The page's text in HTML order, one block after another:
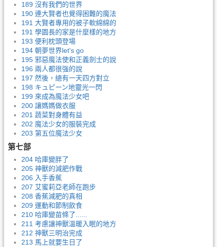
189 沒有我們的世界
190 連大賢者也覺得困難的魔法
191 大賢者專用的被子軟綿綿的
191 學園長的家是什麼樣的地方
193 便利枕頭登場
194 朝夢世界let's go
195 邪惡魔法使和正義劍士的說
196 兩人都很強的說
197 然後，總有一天四方對立
198 キュピーン地靈光一閃
199 來成為魔法少女吧
200 讓媽媽做衣服
201 蔬菜對身體有益
202 魔法少女的服裝完成
203 第五位魔法少女
第七部
204 哈庫變胖了
205 神獸的減肥作戰
206 入手香蕉
207 艾蜜莉亞老師在跑步
208 香蕉減肥的真相
209 運動和節制飲食
210 哈庫變苗條了......
211 考慮讓神獸溫暖入眠的地方
212 神獸三明治完成
213 馬上就要生日了